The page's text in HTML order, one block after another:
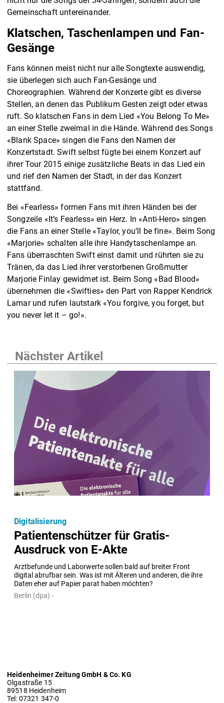
Gemeinschaft untereinander.
Klatschen, Taschenlampen und Fan-
Gesänge
Fans können meist nicht nur alle Songtexte auswendig,
sie überlegen sich auch Fan-Gesänge und
Choreographien. Während der Konzerte gibt es diverse
Stellen, an denen das Publikum Gesten zeigt oder etwas
ruft. So klatschen Fans in dem Lied «You Belong To Me»
an einer Stelle zweimal in die Hände. Während des Songs
«Blank Space» singen die Fans den Namen der
Konzertstadt. Swift selbst fügte bei einem Konzert auf
ihrer Tour 2015 einige zusätzliche Beats in das Lied ein
und rief den Namen der Stadt, in der das Konzert
stattfand.
Bei «Fearless» formen Fans mit ihren Händen bei der
Songzeile «It’s Fearless» ein Herz. In «Anti-Hero» singen
die Fans an einer Stelle «Taylor, you’ll be fine». Beim Song
«Marjorie» schalten alle ihre Handytaschenlampe an.
Fans überraschten Swift einst damit und rührten sie zu
Tränen, da das Lied ihrer verstorbenen Großmutter
Marjorie Finlay gewidmet ist. Beim Song «Bad Blood»
übernehmen die «Swifties» den Part von Rapper Kendrick
Lamar und rufen lautstark «You forgive, you forget, but
you never let it – go!».
Nächster Artikel
Patientenschützer für Gratis-
Ausdruck von E-Akte
Arztbefunde und Laborwerte sollen bald auf breiter Front
digital abrufbar sein. Was ist mit Älteren und anderen, die ihre
Daten eher auf Papier parat haben möchten?
Digitalisierung
Berlin (dpa) -
Heidenheimer Zeitung GmbH & Co. KG
Olgastraße 15
89518 Heidenheim
Tel: 07321 347-0